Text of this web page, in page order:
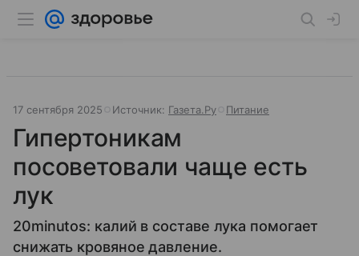
17 сентября 2025 Источник: Газета.Ру Питание
Гипертоникам
посоветовали чаще есть
лук
20minutos: калий в составе лука помогает
снижать кровяное давление.